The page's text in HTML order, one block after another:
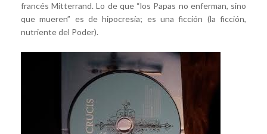
francés Mitterrand. Lo de que “los Papas no enferman, sino
que mueren” es de hipocresía; es una ficción (la ficción,
nutriente del Poder).